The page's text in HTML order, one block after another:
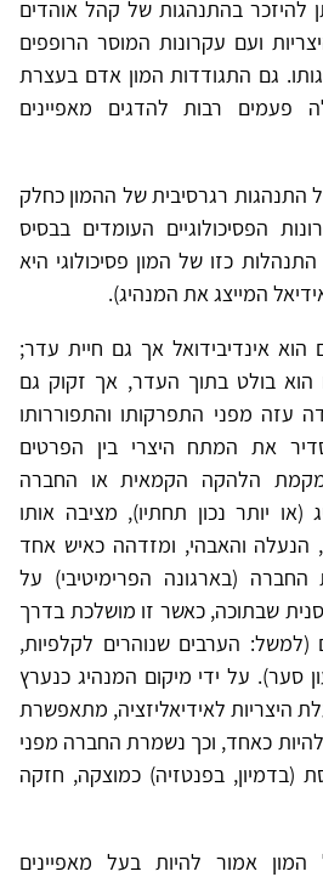
להיזכר בהתנהגות של קהל אוהדים
ועם עקרונות המוסר הרופפים
גם התגודדות המון אדם בעצרת
פעמים רבות להדגים מאפיינים
התנהגות רגרסיבית של ההמון כחלק
הפסיכולוגיים העומדים בבסיס
כזו של המון פסיכולוגי היא
המייצג את המנהיג).
אינדיבידואל אך גם חיית עדר;
הוא בולט בתוך העדר, אך זקוק גם
עזה מפני התפרקותו והתפוררותו
את המתח היצרי בין הפרטים
הלהקה הקמאית או החברה
(או יותר נכון תחתיו), מציבה אותו
הנעלה והאבהי, ומזדהה כאיש אחד
החברה (בארגונה הפרימיטיבי) על
שבתוכה, כאשר זו מושלכת בדרך
(למשל: הערבים שנוהרים לקלפיות,
סער). על ידי מיקום המנהיג כנערץ
היצריות לאידיאליזציה, מתאפשרת
כאחד, וכך נשמרת החברה מפני
(בדמיון, בפנטזיה) כמוצקה, חזקה
אמור להיות בעל מאפיינים